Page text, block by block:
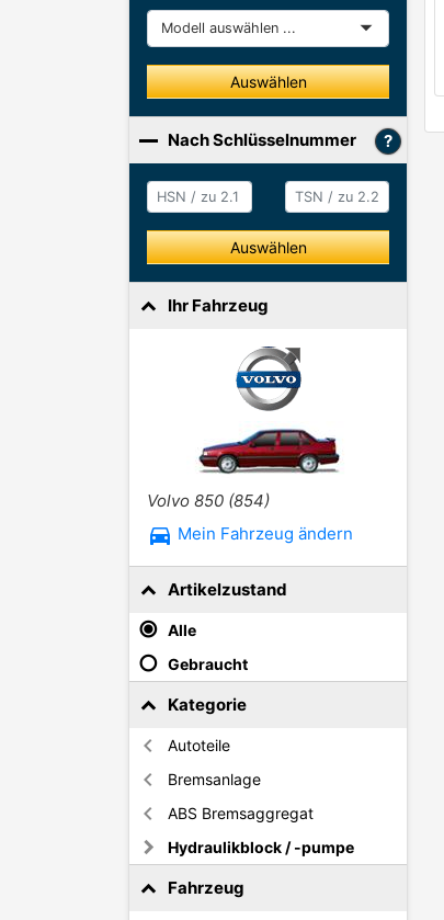
Modell
Auswählen
Nach Schlüsselnummer
HSN / zu 2.1 HSN / zu 2.2
Auswählen
Ihr Fahrzeug
Volvo 850 (854)
directions_car Mein Fahrzeug ändern
Artikelzustand
Alle
Gebraucht
Kategorie
Autoteile
Bremsanlage
ABS Bremsaggregat
Hydraulikblock / -pumpe
Fahrzeug